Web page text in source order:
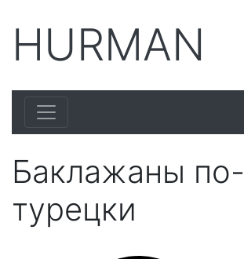
HURMAN
Баклажаны по-
турецки